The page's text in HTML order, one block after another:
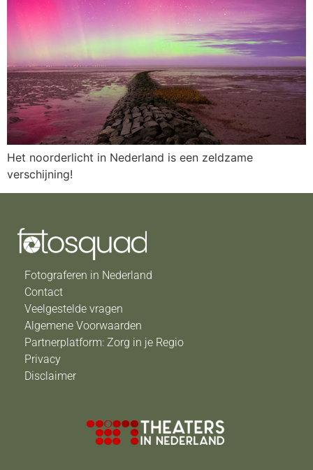
Het noorderlicht in Nederland is een zeldzame
verschijning!
Fotograferen in Nederland
Contact
Veelgestelde vragen
Algemene Voorwaarden
Partnerplatform: Zorg in je Regio
Privacy
Disclaimer